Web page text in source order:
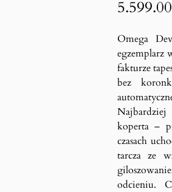
5.599.00
Omega
egzemplarz
fakturze
bez
koperta –
czasach
tarcza ze
odcieniu.